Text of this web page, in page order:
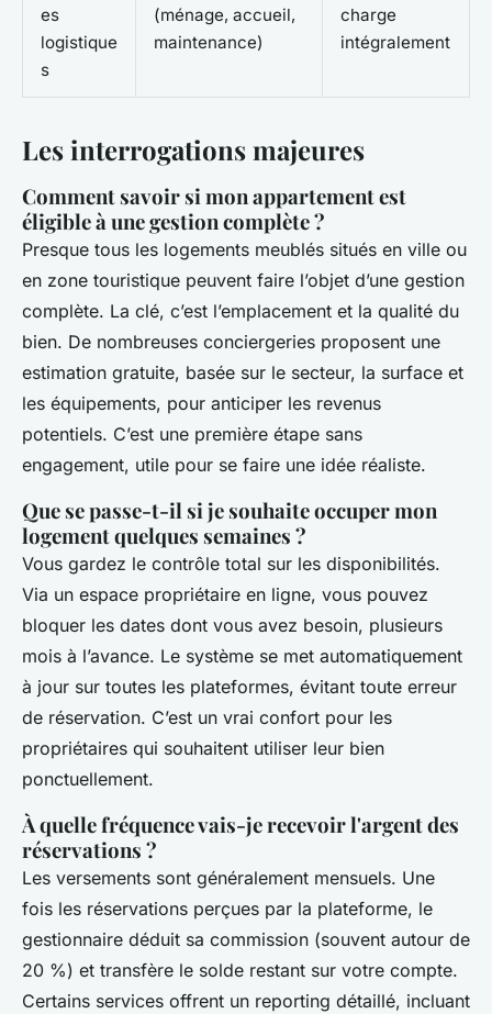
es
logistique
s
(ménage, accueil,
maintenance)
charge
intégralement
Les interrogations majeures
Comment savoir si mon appartement est
éligible à une gestion complète ?
Presque tous les logements meublés situés en ville ou
en zone touristique peuvent faire l’objet d’une gestion
complète. La clé, c’est l’emplacement et la qualité du
bien. De nombreuses conciergeries proposent une
estimation gratuite, basée sur le secteur, la surface et
les équipements, pour anticiper les revenus
potentiels. C’est une première étape sans
engagement, utile pour se faire une idée réaliste.
Que se passe-t-il si je souhaite occuper mon
logement quelques semaines ?
Vous gardez le contrôle total sur les disponibilités.
Via un espace propriétaire en ligne, vous pouvez
bloquer les dates dont vous avez besoin, plusieurs
mois à l’avance. Le système se met automatiquement
à jour sur toutes les plateformes, évitant toute erreur
de réservation. C’est un vrai confort pour les
propriétaires qui souhaitent utiliser leur bien
ponctuellement.
À quelle fréquence vais-je recevoir l'argent des
réservations ?
Les versements sont généralement mensuels. Une
fois les réservations perçues par la plateforme, le
gestionnaire déduit sa commission (souvent autour de
20 %) et transfère le solde restant sur votre compte.
Certains services offrent un reporting détaillé, incluant